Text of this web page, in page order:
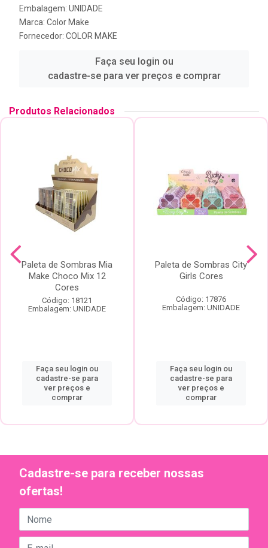
Embalagem: UNIDADE
Marca: Color Make
Fornecedor: COLOR MAKE
Faça seu login ou
cadastre-se para ver preços e comprar
Produtos Relacionados
Paleta de Sombras Mia
Make Choco Mix 12
Cores
Código: 18121
Embalagem: UNIDADE
Faça seu login ou
cadastre-se para
ver preços e
comprar
Paleta de Sombras City
Girls Cores
Código: 17876
Embalagem: UNIDADE
Faça seu login ou
cadastre-se para
ver preços e
comprar
Cadastre-se para receber nossas
ofertas!